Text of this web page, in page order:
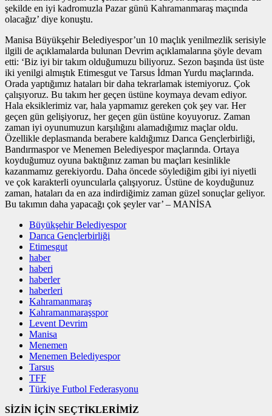
şekilde en iyi kadromuzla Pazar günü Kahramanmaraş maçında
olacağız’ diye konuştu.
Manisa Büyükşehir Belediyespor’un 10 maçlık yenilmezlik serisiyle
ilgili de açıklamalarda bulunan Devrim açıklamalarına şöyle devam
etti: ‘Biz iyi bir takım olduğumuzu biliyoruz. Sezon başında üst üste
iki yenilgi almıştık Etimesgut ve Tarsus İdman Yurdu maçlarında.
Orada yaptığımız hataları bir daha tekrarlamak istemiyoruz. Çok
çalışıyoruz. Bu takım her geçen üstüne koymaya devam ediyor.
Hala eksiklerimiz var, hala yapmamız gereken çok şey var. Her
geçen gün gelişiyoruz, her geçen gün üstüne koyuyoruz. Zaman
zaman iyi oyunumuzun karşılığını alamadığımız maçlar oldu.
Özellikle deplasmanda berabere kaldığımız Darıca Gençlerbirliği,
Bandırmaspor ve Menemen Belediyespor maçlarında. Ortaya
koyduğumuz oyuna baktığınız zaman bu maçları kesinlikle
kazanmamız gerekiyordu. Daha öncede söylediğim gibi iyi niyetli
ve çok karakterli oyuncularla çalışıyoruz. Üstüne de koyduğunuz
zaman, hataları da en aza indirdiğimiz zaman güzel sonuçlar geliyor.
Bu takımın daha yapacağı çok şeyler var’ – MANİSA
Büyükşehir Belediyespor
Darıca Gençlerbirliği
Etimesgut
haber
haberi
haberler
haberleri
Kahramanmaraş
Kahramanmaraşspor
Levent Devrim
Manisa
Menemen
Menemen Belediyespor
Tarsus
TFF
Türkiye Futbol Federasyonu
SİZİN İÇİN SEÇTİKLERİMİZ